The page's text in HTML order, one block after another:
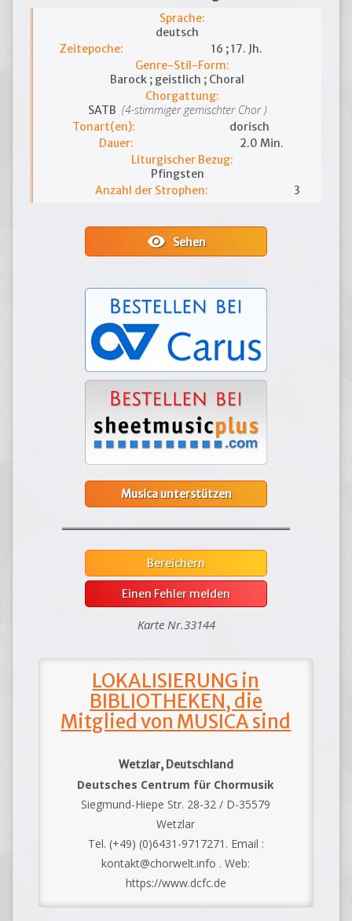
Sprache:
deutsch
Zeitepoche:
16 ; 17. Jh.
Genre-Stil-Form:
Barock ; geistlich ; Choral
Chorgattung:
SATB (4-stimmiger gemischter Chor )
Tonart(en):
dorisch
Dauer:
2.0 Min.
Liturgischer Bezug:
Pfingsten
Anzahl der Strophen:
3
visibilitySehen
Musica unterstützen
Bereichern
Einen Fehler melden
Karte Nr.33144
LOKALISIERUNG in
BIBLIOTHEKEN, die
Mitglied von MUSICA sind
Wetzlar, Deutschland
Deutsches Centrum für Chormusik
Siegmund-Hiepe Str. 28-32 / D-35579
Wetzlar
Tel. (+49) (0)6431-9717271. Email :
kontakt@chorwelt.info . Web:
https://www.dcfc.de